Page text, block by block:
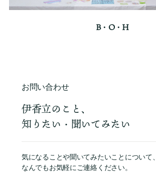
B・O・H
お問い合わせ
伊香立のこと、
知りたい・聞いてみたい
気になることや聞いてみたいことについて、
なんでもお気軽にご連絡ください。